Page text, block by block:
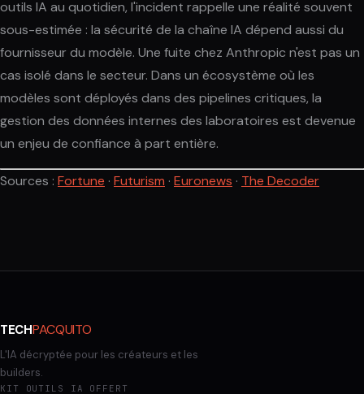
outils IA au quotidien, l'incident rappelle une réalité souvent
sous-estimée : la sécurité de la chaîne IA dépend aussi du
fournisseur du modèle. Une fuite chez Anthropic n'est pas un
cas isolé dans le secteur. Dans un écosystème où les
modèles sont déployés dans des pipelines critiques, la
gestion des données internes des laboratoires est devenue
un enjeu de confiance à part entière.
Sources : Fortune · Futurism · Euronews · The Decoder
TECHPACQUITO
L'IA décryptée pour les créateurs et les
builders.
KIT OUTILS IA OFFERT